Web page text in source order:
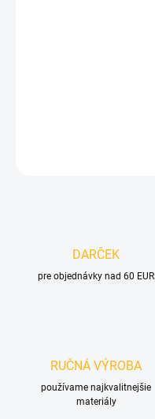
DARČEK
pre objednávky nad 60 EUR
RUČNÁ VÝROBA
používame najkvalitnejšie
materiály